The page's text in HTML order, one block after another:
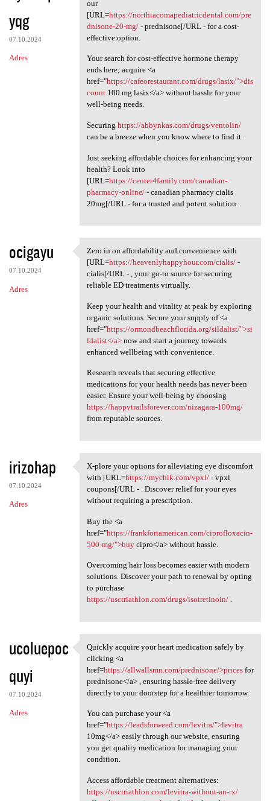
yqg
07.10.2024
Adres
our
[URL=https://northtacomapediatricdental.com/pre
dnisone-20-mg/- prednisone[/URL - for a cost-
effective option.
Your search for cost-effective hormone therapy
ends here; acquire <a
href="https://cafeorestaurant.com/drugs/lasix/">dis
count100 mg lasix</a> without hassle for your
well-being needs.
Securing https://abbynkas.com/drugs/ventolin/
can be a breeze when you know where to find it.
Just seeking affordable choices for enhancing your
health? Look into
[URL=https://center4family.com/canadian-
pharmacy-online/- canadian pharmacy cialis
20mg[/URL - for a trusted and potent solution.
ocigayu
07.10.2024
Adres
Zero in on affordability and
Zero in on affordability and convenience with
[URL=https://heavenlyhappyhour.com/cialis/-
cialis[/URL - , your go-to source for securing
reliable ED treatments virtually.
Keep your health and vitality at peak by exploring
organic solutions. Secure your supply of <a
href="https://ormondbeachflorida.org/sildalist/">si
ldalist</a>now and start a journey towards
enhanced wellbeing with convenience.
Research reveals that securing effective
medications for your health needs has never been
easier. Ensure your well-being by choosing
https://happytrailsforever.com/nizagara-100mg/
from reputable sources.
irizohap
07.10.2024
Adres
X-plore your options for
X-plore your options for alleviating eye discomfort
with [URL=https://mychik.com/vpxl/- vpxl
coupons[/URL - . Discover relief for your eyes
without requiring a prescription.
Buy the <a
href="https://frankfortamerican.com/ciprofloxacin-
500-mg/">buycipro</a> without hassle.
Overcoming hair loss becomes easier with modern
solutions. Discover your path to renewal by opting
to purchase
https://usctriathlon.com/drugs/isotretinoin/.
ucoluepoc
quyi
07.10.2024
Adres
Quickly acquire your heart
Quickly acquire your heart medication safely by
clicking <a
href=https://allwallsmn.com/prednisone/>pricesfor
prednisone</a> , ensuring hassle-free delivery
directly to your doorstep for a healthier tomorrow.
You can purchase your <a
href="https://leadsforweed.com/levitra/">levitra
10mg</a> easily through our website, ensuring
you get quality medication for managing your
condition.
Access affordable treatment alternatives:
https://usctriathlon.com/levitra-without-an-rx/